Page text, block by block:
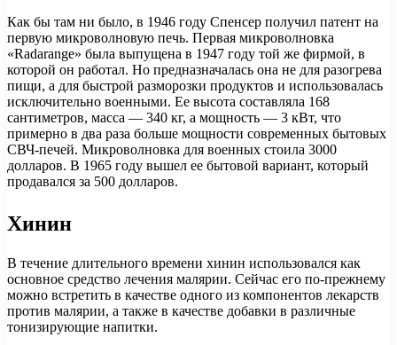
Как бы там ни было, в 1946 году Спенсер получил патент на
первую микроволновую печь. Первая микроволновка
«Radarange» была выпущена в 1947 году той же фирмой, в
которой он работал. Но предназначалась она не для разогрева
пищи, а для быстрой разморозки продуктов и использовалась
исключительно военными. Ее высота составляла 168
сантиметров, масса — 340 кг, а мощность — 3 кВт, что
примерно в два раза больше мощности современных бытовых
СВЧ-печей. Микроволновка для военных стоила 3000
долларов. В 1965 году вышел ее бытовой вариант, который
продавался за 500 долларов.
Хинин
В течение длительного времени хинин использовался как
основное средство лечения малярии. Сейчас его по-прежнему
можно встретить в качестве одного из компонентов лекарств
против малярии, а также в качестве добавки в различные
тонизирующие напитки.